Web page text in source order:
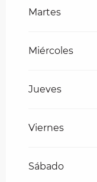
Martes
Miércoles
Jueves
Viernes
Sábado